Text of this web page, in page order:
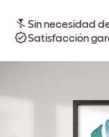
Sin necesidad
Satisfacción